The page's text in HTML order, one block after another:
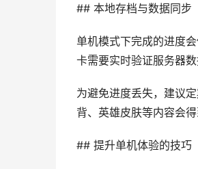
## 本地存档与数据同步
单机模式下完成的进度
卡需要实时验证服务器
为避免进度丢失，建议
背、英雄皮肤等内容会得
## 提升单机体验的技巧